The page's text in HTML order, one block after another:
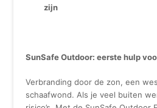
zijn
SunSafe Outdoor: eerste hulp
Verbranding door de zon, een
schaafwond. Als je veel buiten